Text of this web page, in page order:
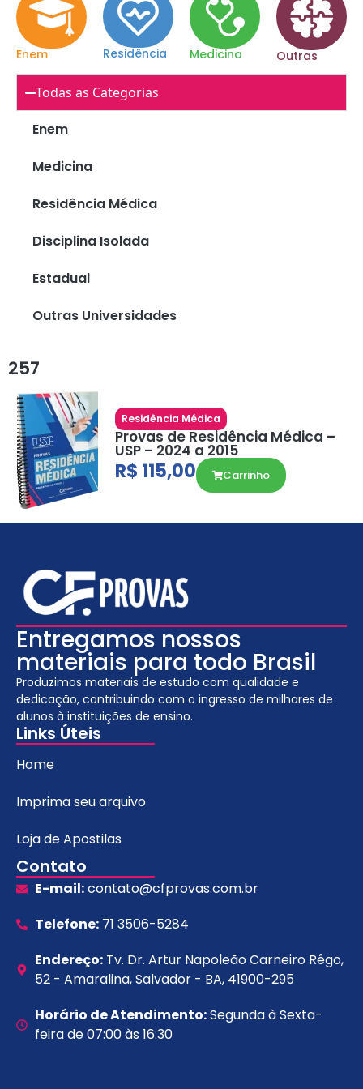
Enem Residência Medicina Outras
Todas as Categorias
Enem
Medicina
Residência Médica
Disciplina Isolada
Estadual
Outras Universidades
257
Residência Médica
Provas de Residência Médica –
USP – 2024 a 2015
R$ 115,00 Carrinho
Entregamos nossos
materiais para todo Brasil
Produzimos materiais de estudo com qualidade e
dedicação, contribuindo com o ingresso de milhares de
alunos à instituições de ensino.
Links Úteis
Home
Imprima seu arquivo
Loja de Apostilas
Contato
E-mail:contato@cfprovas.com.br
Telefone:71 3506-5284
Endereço:Tv. Dr. Artur Napoleão Carneiro Rêgo,
52 - Amaralina, Salvador - BA, 41900-295
Horário de Atendimento:Segunda à Sexta-
feira de 07:00 às 16:30